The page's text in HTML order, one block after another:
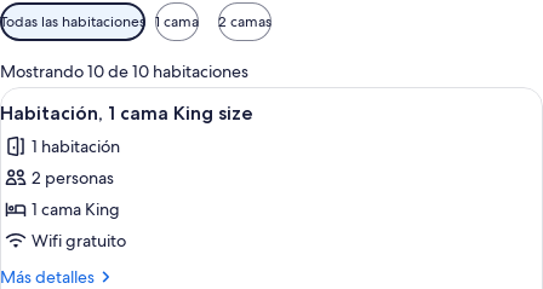
Filtros
disponibles
para
las
habitaciones
Todas las habitaciones 1 cama 2 camas
Mostrando 10 de 10 habitaciones
Abrir
todas
las
fotos
de
Habitación,
1
Habitación de hotel con cama,
10
Habitación, 1 cama King size
1 habitación
2 personas
1 cama King
Wifi gratuito
Más detalles
Más